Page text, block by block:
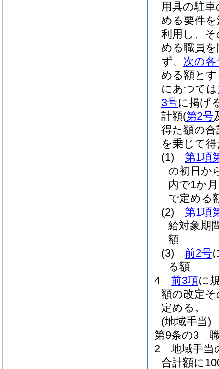
用具の駐
める要件
利用し、
める職員
ず、 次の各
める額と
にあつては
3号に掲げ
計額(第2号
得た額の
を乗じて
(1)
第1項
の初日か
内で1か
で定める
(2)
第1項
給対象期
額
(3)
前2号
る額
4
前3項に
額の改定
定める。
(地域手当)
第9条の3
2
地域手当
合計額に